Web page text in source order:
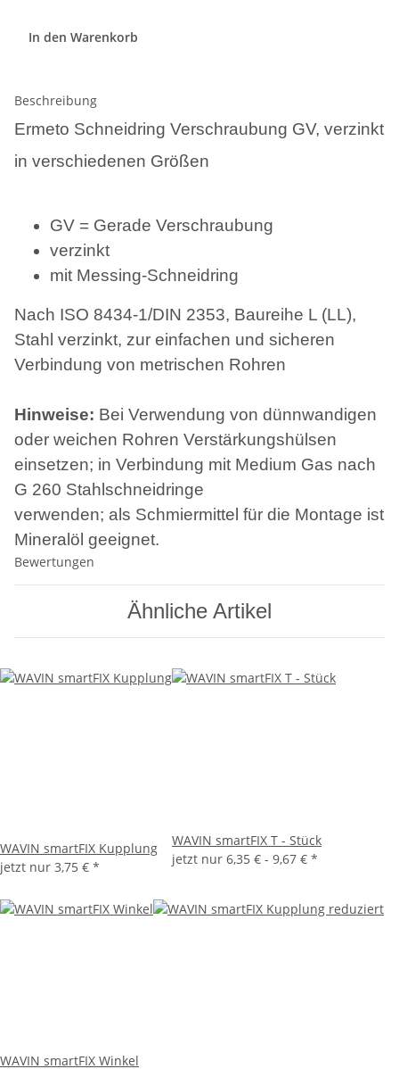
In den Warenkorb
Beschreibung
Ermeto Schneidring Verschraubung GV, verzinkt
in verschiedenen Größen
GV = Gerade Verschraubung
verzinkt
mit Messing-Schneidring
Nach ISO 8434-1/DIN 2353, Baureihe L (LL),
Stahl verzinkt, zur einfachen und sicheren
Verbindung von metrischen Rohren
Hinweise: Bei Verwendung von dünnwandigen
oder weichen Rohren Verstärkungshülsen
einsetzen; in Verbindung mit Medium Gas nach
G 260 Stahlschneidringe
verwenden; als Schmiermittel für die Montage ist
Mineralöl geeignet.
Bewertungen
Ähnliche Artikel
WAVIN smartFIX Kupplung
jetzt nur 3,75 € *
WAVIN smartFIX T - Stück
jetzt nur 6,35 € - 9,67 € *
WAVIN smartFIX Winkel